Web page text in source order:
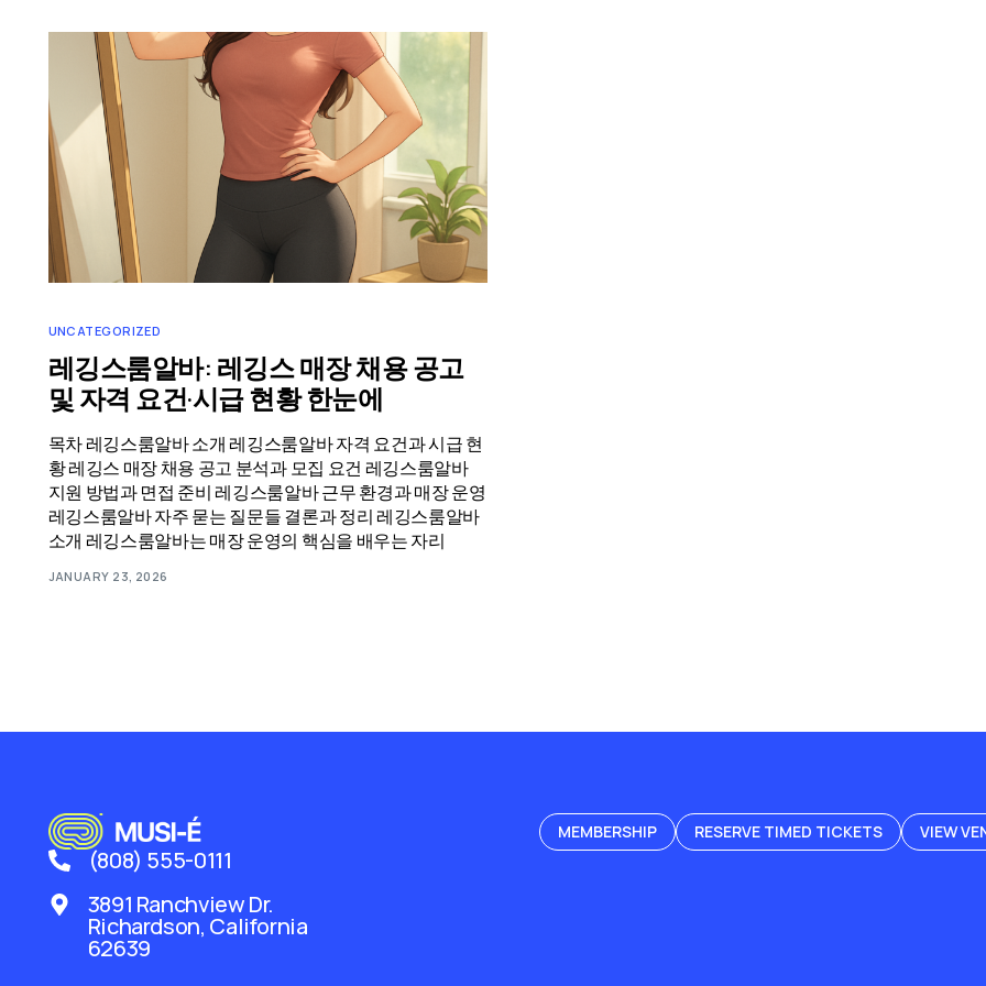
UNCATEGORIZED
레깅스룸알바: 레깅스 매장 채용 공고
및 자격 요건·시급 현황 한눈에
목차 레깅스룸알바 소개 레깅스룸알바 자격 요건과 시급 현
황 레깅스 매장 채용 공고 분석과 모집 요건 레깅스룸알바
지원 방법과 면접 준비 레깅스룸알바 근무 환경과 매장 운영
레깅스룸알바 자주 묻는 질문들 결론과 정리 레깅스룸알바
소개 레깅스룸알바는 매장 운영의 핵심을 배우는 자리
JANUARY 23, 2026
(808) 555-0111
3891 Ranchview Dr.
Richardson, California
62639
MEMBERSHIP RESERVE TIMED TICKETS VIEW